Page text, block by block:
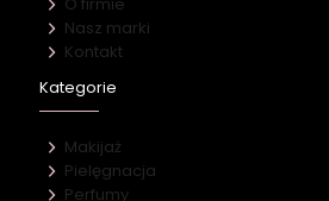
Nasz marki
Kontakt
Kategorie
Makijaż
Pielęgnacja
Perfumy